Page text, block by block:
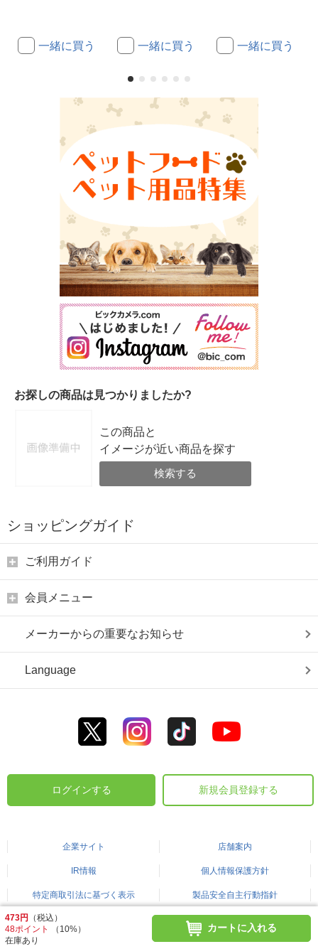
473円
（税込）
48ポイント
（10%）
在庫あり
カートに入れる
一緒に買う 一緒に買う 一緒に買う
お探しの商品は見つかりましたか?
この商品と
イメージが近い商品を探す
検索する
ショッピングガイド
ご利用ガイド
会員メニュー
メーカーからの重要なお知らせ
Language
ログインする 新規会員登録する
企業サイト 店舗案内
IR情報 個人情報保護方針
特定商取引法に基づく表示 製品安全自主行動指針
©2003-2026 BICCAMERA.COM